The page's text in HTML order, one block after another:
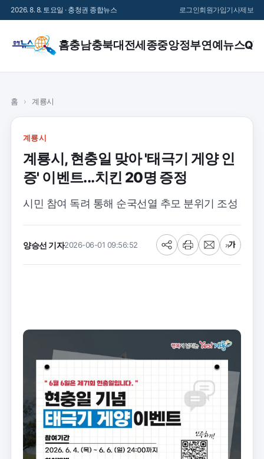
2026. 8. 8. 토요일 · 충청권 종합뉴스 로그인회원가입기사제보
홈충남충북대전세종중앙정부연예 뉴스
홈 › 계룡시
계룡시
계룡시, 현충일 맞아 '태극기 게양 인
증' 이벤트...치킨 20명 증정
시민 참여 독려 통해 순국선열 추모 분위기 조성
양승선 기자2026-06-01 09:56:52
공
유
프
린
메
일
글
씨